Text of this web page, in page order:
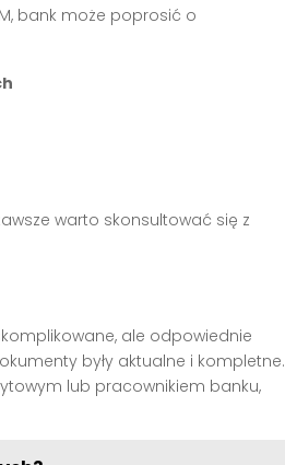
bank może poprosić o
warto skonsultować się z
ale odpowiednie
były aktualne i kompletne.
lub pracownikiem banku,